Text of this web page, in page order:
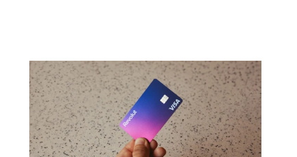
Vagy fedezze fel a következő témákat
Üzlet Pénz Zöld Legyél jobb!